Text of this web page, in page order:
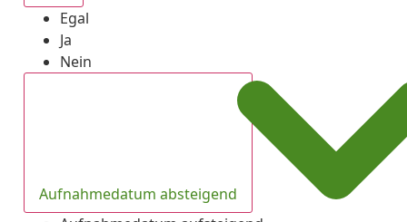
Egal
Ja
Nein
Aufnahmedatum absteigend